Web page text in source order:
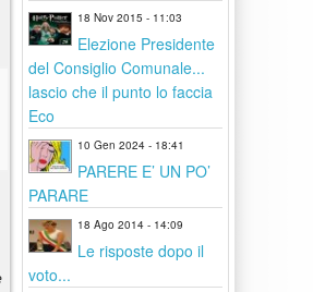
18 Nov 2015 - 11:03
Elezione Presidente
del Consiglio Comunale...
lascio che il punto lo faccia
Eco
10 Gen 2024 - 18:41
PARERE E’ UN PO’
PARARE
18 Ago 2014 - 14:09
Le risposte dopo il
voto...